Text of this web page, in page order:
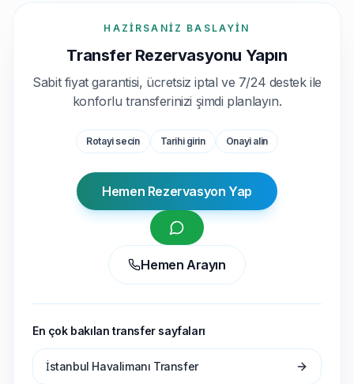
HAZIRSANIZ BASLAYIN
Transfer Rezervasyonu Yapın
Sabit fiyat garantisi, ücretsiz iptal ve 7/24 destek ile
konforlu transferinizi şimdi planlayın.
Rotayi secin Tarihi girin Onayi alin
Hemen Rezervasyon Yap
Hemen Arayın
En çok bakılan transfer sayfaları
İstanbul Havalimanı Transfer